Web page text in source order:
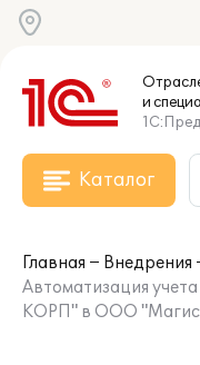
и
Каталог
Главная
Внедрения
Автоматизация
КОРП" в ООО